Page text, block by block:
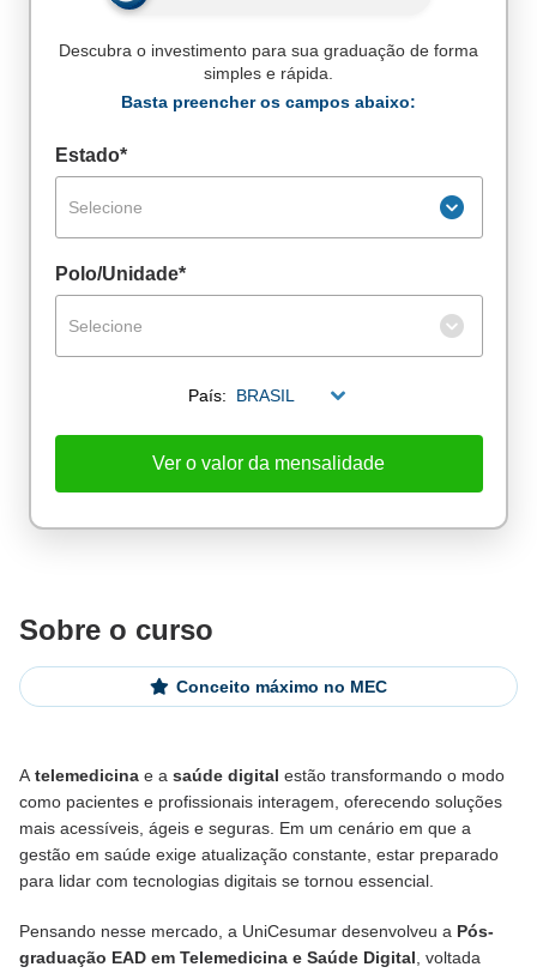
Sobre o curso
Conceito máximo no MEC
A telemedicina e a saúde digital estão transformando o modo
como pacientes e profissionais interagem, oferecendo soluções
mais acessíveis, ágeis e seguras. Em um cenário em que a
gestão em saúde exige atualização constante, estar preparado
para lidar com tecnologias digitais se tornou essencial.
Pensando nesse mercado, a UniCesumar desenvolveu a Pós-
graduação EAD em Telemedicina e Saúde Digital , voltada
De alunos empregados
Excelência no mercado de trabalho
Descubra o investimento para sua graduação de forma
simples e rápida.
Basta preencher os campos abaixo:
Estado*
Selecione
Polo/Unidade*
Selecione
País: BRASIL
Ver o valor da mensalidade